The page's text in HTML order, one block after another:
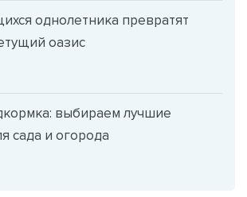
однолетника превратят
оазис
выбираем лучшие
сада и огорода